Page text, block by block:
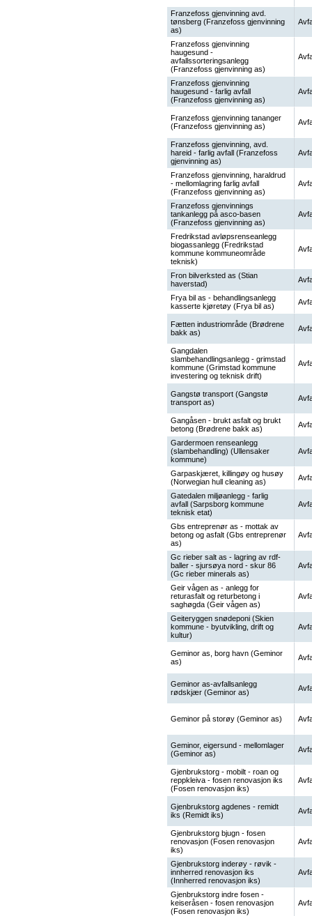
Franzefoss gjenvinning avd.
tønsberg (Franzefoss gjenvinning
as)
Franzefoss gjenvinning
haugesund -
avfallssorteringsanlegg
(Franzefoss gjenvinning as)
Franzefoss gjenvinning
haugesund - farlig avfall
(Franzefoss gjenvinning as)
Franzefoss gjenvinning tananger
(Franzefoss gjenvinning as)
Franzefoss gjenvinning, avd.
hareid - farlig avfall (Franzefoss
gjenvinning as)
Franzefoss gjenvinning, haraldrud
- mellomlagring farlig avfall
(Franzefoss gjenvinning as)
Franzefoss gjenvinnings
tankanlegg på asco-basen
(Franzefoss gjenvinning as)
Fredrikstad avløpsrenseanlegg
biogassanlegg (Fredrikstad
kommune kommuneområde
teknisk)
Fron bilverksted as (Stian
haverstad)
Frya bil as - behandlingsanlegg
kasserte kjøretøy (Frya bil as)
Fætten industriområde (Brødrene
bakk as)
Gangdalen
slambehandlingsanlegg - grimstad
kommune (Grimstad kommune
investering og teknisk drift)
Gangstø transport (Gangstø
transport as)
Gangåsen - brukt asfalt og brukt
betong (Brødrene bakk as)
Gardermoen renseanlegg
(slambehandling) (Ullensaker
kommune)
Garpaskjæret, killingøy og husøy
(Norwegian hull cleaning as)
Gatedalen miljøanlegg - farlig
avfall (Sarpsborg kommune
teknisk etat)
Gbs entreprenør as - mottak av
betong og asfalt (Gbs entreprenør
as)
Gc rieber salt as - lagring av rdf-
baller - sjursøya nord - skur 86
(Gc rieber minerals as)
Geir vågen as - anlegg for
returasfalt og returbetong i
saghøgda (Geir vågen as)
Geiteryggen snødeponi (Skien
kommune - byutvikling, drift og
kultur)
Geminor as, borg havn (Geminor
as)
Geminor as-avfallsanlegg
rødskjær (Geminor as)
Geminor på storøy (Geminor as)
Geminor, eigersund - mellomlager
(Geminor as)
Gjenbrukstorg - mobilt - roan og
reppkleiva - fosen renovasjon iks
(Fosen renovasjon iks)
Gjenbrukstorg agdenes - remidt
iks (Remidt iks)
Gjenbrukstorg bjugn - fosen
renovasjon (Fosen renovasjon
iks)
Gjenbrukstorg inderøy - røvik -
innherred renovasjon iks
(Innherred renovasjon iks)
Gjenbrukstorg indre fosen -
keiseråsen - fosen renovasjon
(Fosen renovasjon iks)